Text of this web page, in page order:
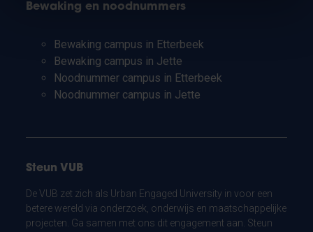
Bewaking en noodnummers
Bewaking campus in Etterbeek
Bewaking campus in Jette
Noodnummer campus in Etterbeek
Noodnummer campus in Jette
Steun VUB
De VUB zet zich als Urban Engaged University in voor een
betere wereld via onderzoek, onderwijs en maatschappelijke
projecten. Ga samen met ons dit engagement aan. Steun